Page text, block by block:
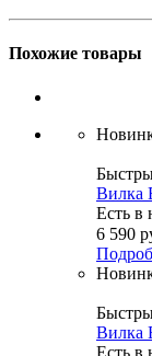
Похожие товары
Вилка
Есть в
6 590
Вилка
Есть в